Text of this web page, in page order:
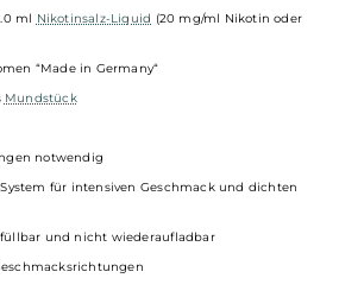
Style Design
farbenfroher Sprayer-Look
mAh Batterie für bis zu 600 Züge
2.0 mlNikotinsalz-Liquid